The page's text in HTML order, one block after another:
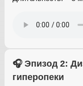
🎧 Эпизод 2:
гиперопеки